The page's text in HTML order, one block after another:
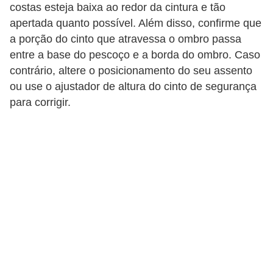
costas esteja baixa ao redor da cintura e tão
apertada quanto possível. Além disso, confirme que
a porção do cinto que atravessa o ombro passa
entre a base do pescoço e a borda do ombro. Caso
contrário, altere o posicionamento do seu assento
ou use o ajustador de altura do cinto de segurança
para corrigir.
c
a
r
r
o
D